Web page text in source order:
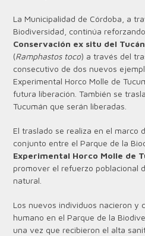
La Municipalidad de Córdoba, a
Biodiversidad, continúa
Conservación ex situ del
(Ramphastos toco) a través del
consecutivo de dos nuevos
Experimental Horco Molle de
futura liberación. También se
Tucumán que serán liberadas.
El traslado se realiza en el marco
conjunto entre el Parque de la
Experimental Horco Molle de
promover el refuerzo poblacional
natural.
Los nuevos individuos nacieron y
humano en el Parque de la
una vez que recibieron el alta